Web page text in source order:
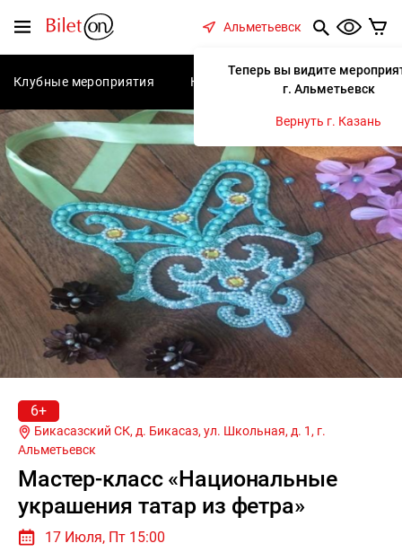
Меню
Альметьевск
Теперь вы видите
г. Альметьевск
Вернуть г. Казань
Клубные мероприятия Концерты Спектакли
6+
Бикасазский СК, д. Бикасаз, ул. Школьная, д. 1, г.
Альметьевск
Мастер-класс «Национальные
украшения татар из фетра»
17 Июля, Пт 15:00